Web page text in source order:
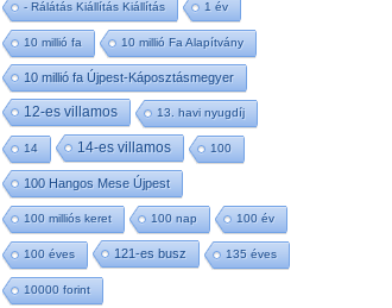
- Rálátás Kiállítás Kiállítás 1 év
10 millió fa 10 millió Fa Alapítvány
10 millió fa Újpest-Káposztásmegyer
12-es villamos 13. havi nyugdíj
14 14-es villamos 100
100 Hangos Mese Újpest
100 milliós keret 100 nap 100 év
100 éves 121-es busz 135 éves
10000 forint